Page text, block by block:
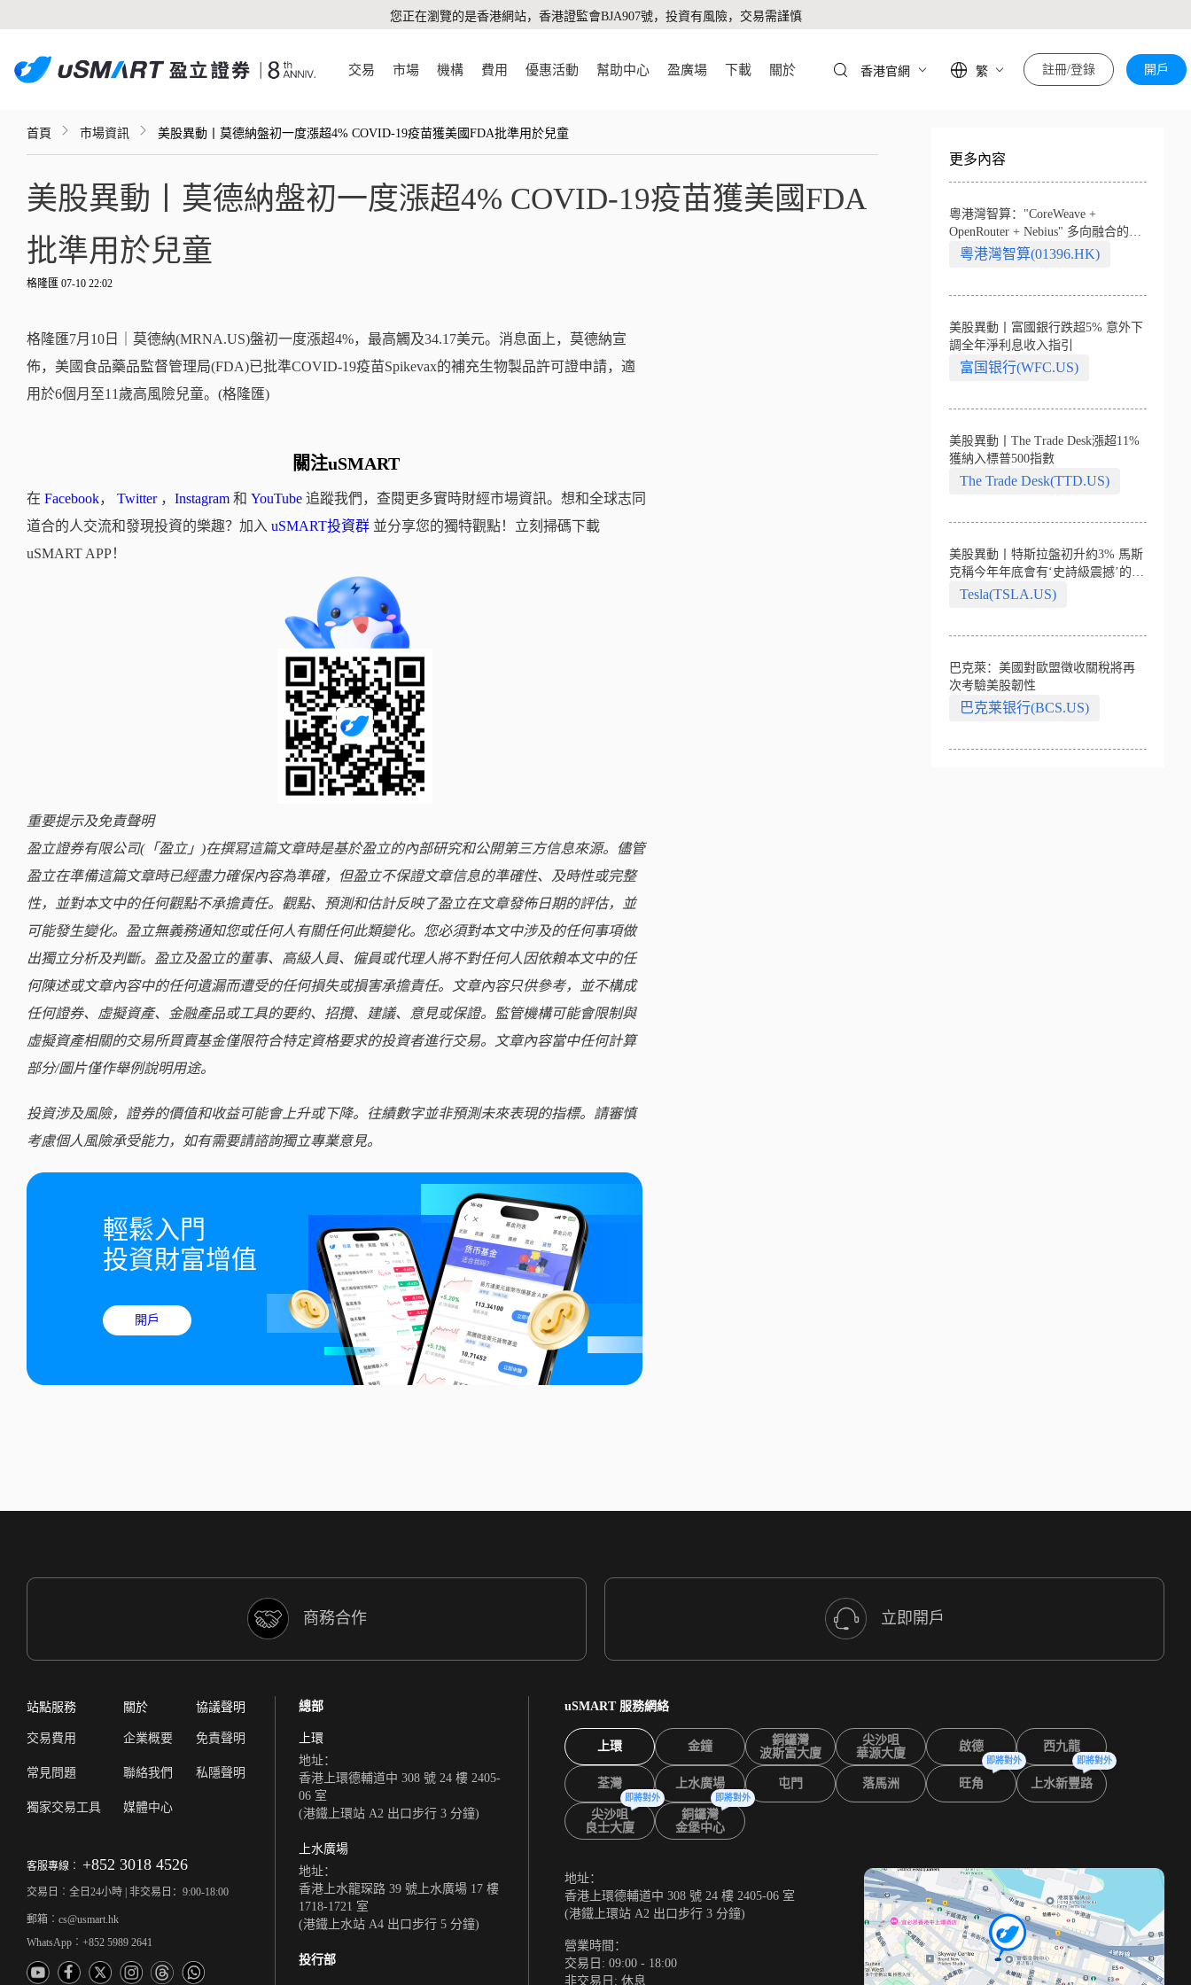
您正在瀏覽的是香港網站，香港證監會BJA907號，投資有風險，交易需謹慎
交易 市場 機構 費用 優惠活動 幫助中心 盈廣場 下載 關於 香港官網 繁 註冊/登錄 開戶
首頁 市場資訊 美股異動丨莫德納盤初一度漲超4% COVID-19疫苗獲美國FDA批準用於兒童
美股異動丨莫德納盤初一度漲超4% COVID-19疫苗獲美國FDA
批準用於兒童
格隆匯 07-10 22:02
格隆匯7月10日｜莫德納(MRNA.US)盤初一度漲超4%，最高觸及34.17美元。消息面上，莫德納宣
佈，美國食品藥品監督管理局(FDA)已批準COVID-19疫苗Spikevax的補充生物製品許可證申請，適
用於6個月至11歲高風險兒童。(格隆匯)
關注uSMART
在 Facebook， Twitter， Instagram 和 YouTube 追蹤我們，查閱更多實時財經市場資訊。想和全球志同
道合的人交流和發現投資的樂趣？加入 uSMART投資群 並分享您的獨特觀點！立刻掃碼下載
uSMART APP！
重要提示及免責聲明
盈立證券有限公司(「盈立」)在撰冩這篇文章時是基於盈立的內部研究和公開第三方信息來源。儘管
盈立在準備這篇文章時已經盡力確保內容為準確，但盈立不保證文章信息的準確性、及時性或完整
性，並對本文中的任何觀點不承擔責任。觀點、預測和估計反映了盈立在文章發佈日期的評估，並
可能發生變化。盈立無義務通知您或任何人有關任何此類變化。您必須對本文中涉及的任何事項做
出獨立分析及判斷。盈立及盈立的董事、高級人員、僱員或代理人將不對任何人因依賴本文中的任
何陳述或文章內容中的任何遺漏而遭受的任何損失或損害承擔責任。文章內容只供參考，並不構成
任何證券、虛擬資產、金融產品或工具的要約、招攬、建議、意見或保證。監管機構可能會限制與
虛擬資產相關的交易所買賣基金僅限符合特定資格要求的投資者進行交易。文章內容當中任何計算
部分/圖片僅作舉例說明用途。
投資涉及風險，證券的價值和收益可能會上升或下降。往績數字並非預測未來表現的指標。請審慎
考慮個人風險承受能力，如有需要請諮詢獨立專業意見。
輕鬆入門
投資財富增值
開戶
更多內容
粵港灣智算："CoreWeave +
OpenRouter + Nebius" 多向融合的中
國智算新範式
粵港灣智算(01396.HK)
美股異動丨富國銀行跌超5% 意外下
調全年淨利息收入指引
富国银行(WFC.US)
美股異動丨The Trade Desk漲超11%
獲納入標普500指數
The Trade Desk(TTD.US)
美股異動丨特斯拉盤初升約3% 馬斯
克稱今年年底會有‘史詩級震撼’的演
示Tesla(TSLA.US)
巴克萊：美國對歐盟徵收關稅將再
次考驗美股韌性
巴克莱银行(BCS.US)
商務合作 立即開戶
站點服務
交易費用
常見問題
獨家交易工具
關於
企業概要
聯絡我們
媒體中心
協議聲明
免責聲明
私隱聲明
客服專線︰ +852 3018 4526
交易日︰全日24小時 | 非交易日：9:00-18:00
郵箱︰cs@usmart.hk
WhatsApp︰+852 5989 2641
總部
上環
地址：
香港上環德輔道中 308 號 24 樓 2405-
06 室
(港鐵上環站 A2 出口步行 3 分鐘)
上水廣場
地址：
香港上水龍琛路 39 號上水廣場 17 樓
1718-1721 室
(港鐵上水站 A4 出口步行 5 分鐘)
投行部
uSMART 服務網絡
上環 金鐘
銅鑼灣
波斯富大廈
尖沙咀
華源大廈
啟德 西九龍
荃灣 上水廣場 屯門 落馬洲 旺角
即將對外
上水新豐路
即將對外
尖沙咀
良士大廈
即將對外
銅鑼灣
金堡中心
即將對外
地址：
香港上環德輔道中 308 號 24 樓 2405-06 室
(港鐵上環站 A2 出口步行 3 分鐘)
營業時間：
交易日: 09:00 - 18:00
非交易日: 休息